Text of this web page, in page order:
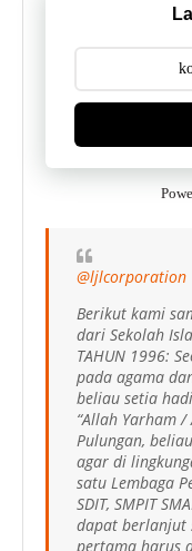
@ljlcorporation
Berikut kami
dari Sekolah
TAHUN 1996:
pada agama
beliau setia
“Allah Yarham
Pulungan,
agar di
satu Lembaga
SDIT, SMPIT
dapat berlanjut
pertama harus